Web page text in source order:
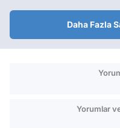
Daha Fazla
Yorumlar